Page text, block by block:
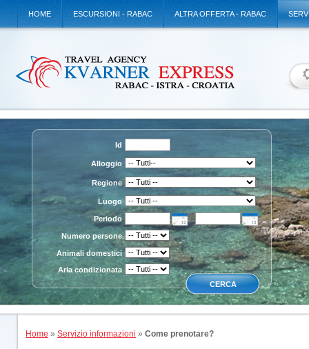
HOME ESCURSIONI - RABAC ALTRA OFFERTA - RABAC
Id
Alloggio
Regione
Luogo
Periodo
Numero persone
Animali domestici
Aria condizionata
Home » Servizio informazioni » Come prenotare?